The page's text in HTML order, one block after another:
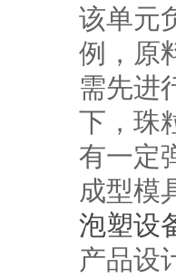
该单元
例，原
需先进
下，珠
有一定
成型模
泡塑设
产品设